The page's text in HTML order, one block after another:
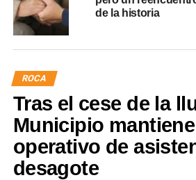
de la historia
ROCA
Tras el cese de la
Municipio
operativo de
desagote